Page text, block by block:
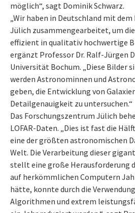
möglich“, sagt Dominik Schwarz.
„Wir haben in Deutschland mit
Jülich zusammengearbeitet, um
effizient in qualitativ hochwertige
ergänzt Professor Dr. Ralf-Jürgen
Universität Bochum. „Diese Bilder
werden Astronominnen und
geben, die Entwicklung von
Detailgenauigkeit zu untersuchen.“
Das Forschungszentrum Jülich
LOFAR-Daten. „Dies ist fast die
eine der größten astronomischen
Welt. Die Verarbeitung dieser
stellt eine große Herausforderung
auf herkömmlichen Computern
hätte, konnte durch die
Algorithmen und extrem